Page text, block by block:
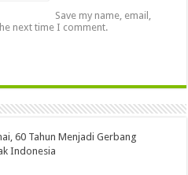
Save my name, email,
next time I comment.
60 Tahun Menjadi Gerbang
Indonesia